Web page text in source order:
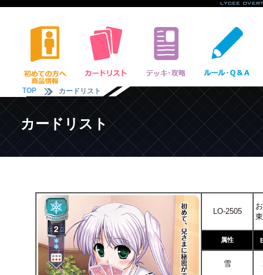
TOP カードリスト
カードリスト
LO-2505
属性
雪